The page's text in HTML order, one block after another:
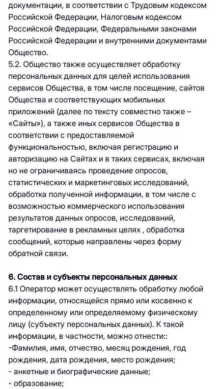
документации, в соответствии с Трудовым кодексом
Российской Федерации, Налоговым кодексом
Российской Федерации, Федеральными законами
Российской Федерации и внутренними документами
Общество.
5.2. Общество также осуществляет обработку
персональных данных для целей использования
сервисов Общества, в том числе посещение, сайтов
Общества и соответствующих мобильных
приложений (далее по тексту совместно также –
«Сайты»), а также иных сервисов Общества в
соответствии с предоставляемой
функциональностью, включая регистрацию и
авторизацию на Сайтах и в таких сервисах, включая
но не ограничиваясь проведение опросов,
статистических и маркетинговых исследований,
обработка полученной информации, в том числе с
возможностью коммерческого использования
результатов данных опросов, исследований,
таргетирование в рекламных целях , обработка
сообщений, которые направлены через форму
обратной связи.
6. Состав и субъекты персональных данных
6.1 Оператор может осуществлять обработку любой
информации, относящейся прямо или косвенно к
определенному или определяемому физическому
лицу (субъекту персональных данных). К такой
информации, в частности, можно отнести::
-Фамилия, имя, отчество, месяц рождения, год
рождения, дата рождения, место рождения;
- анкетные и биографические данные;
- образование;